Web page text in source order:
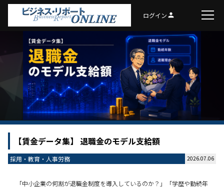
ログインperson
【賃金データ集】 退職金のモデル支給額
採用・教育・人事労務 2026.07.06
「中小企業の何割が退職金制度を導入しているのか？」「学歴や勤続年